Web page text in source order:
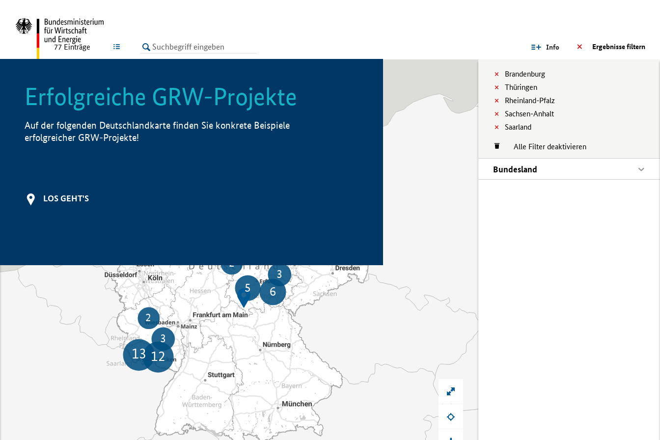
LISTE Ergebnisse filtern
Info
Brandenburg
Thüringen
Rheinland-Pfalz
Sachsen-Anhalt
Saarland
Alle Filter deaktivieren
Bundesland
77 Einträge
Erfolgreiche GRW-Projekte
Auf der folgenden Deutschlandkarte finden Sie konkrete Beispiele
erfolgreicher GRW-Projekte!
LOS GEHT'S